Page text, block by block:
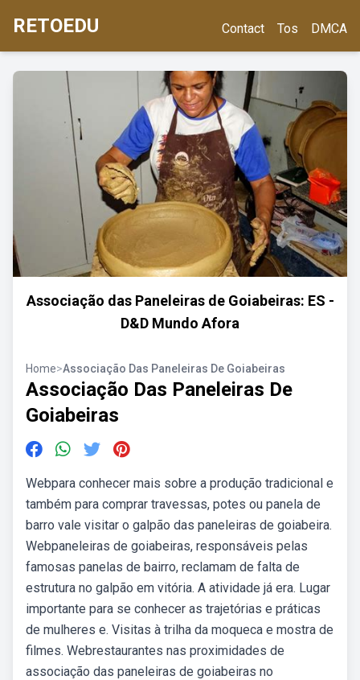
RETOEDU Contact Tos DMCA
Associação das Paneleiras de Goiabeiras: ES -
D&D Mundo Afora
Home>Associação Das Paneleiras De Goiabeiras
Associação Das Paneleiras De
Goiabeiras
Webpara conhecer mais sobre a produção tradicional e
também para comprar travessas, potes ou panela de
barro vale visitar o galpão das paneleiras de goiabeira.
Webpaneleiras de goiabeiras, responsáveis pelas
famosas panelas de bairro, reclamam de falta de
estrutura no galpão em vitória. A atividade já era. Lugar
importante para se conhecer as trajetórias e práticas
de mulheres e. Visitas à trilha da moqueca e mostra de
filmes. Webrestaurantes nas proximidades de
associação das paneleiras de goiabeiras no